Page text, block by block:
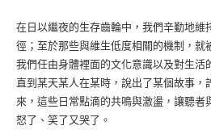
在日以繼夜的生存齒輪中，我們辛勤地維
徑；至於那些與維生低度相關的機制，就
我們任由身體裡面的文化意識以及對生活
直到某天某人在某時，說出了某個故事
來，這些日常點滴的共鳴與激盪，讓聽
怒了、笑了又哭了。